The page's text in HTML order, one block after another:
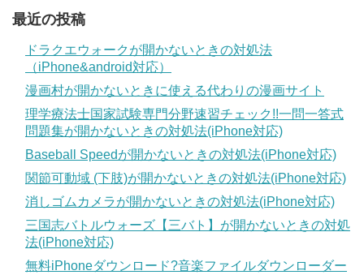
最近の投稿
ドラクエウォークが開かないときの対処法
（iPhone&android対応）
漫画村が開かないときに使える代わりの漫画サイト
理学療法士国家試験専門分野速習チェック!!一問一答式
問題集が開かないときの対処法(iPhone対応)
Baseball Speedが開かないときの対処法(iPhone対応)
関節可動域 (下肢)が開かないときの対処法(iPhone対応)
消しゴムカメラが開かないときの対処法(iPhone対応)
三国志バトルウォーズ【三バト】が開かないときの対処
法(iPhone対応)
無料iPhoneダウンロード?音楽ファイルダウンローダー